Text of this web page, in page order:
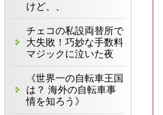
けど、、
チェコの私設両替所で
大失敗！巧妙な手数料
マジックに泣いた夜
《世界一の自転車王国
は？ 海外の自転車事
情を知ろう》